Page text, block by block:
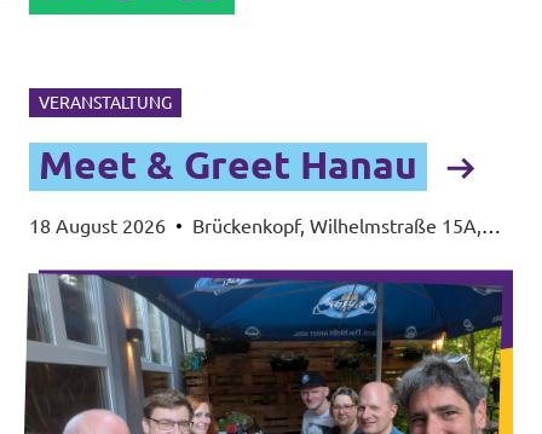
VERANSTALTUNG
Meet & Greet Hanau
18 August 2026 • Brückenkopf, Wilhelmstraße 15A,